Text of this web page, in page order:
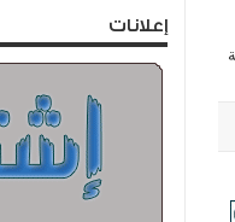
إعلانات